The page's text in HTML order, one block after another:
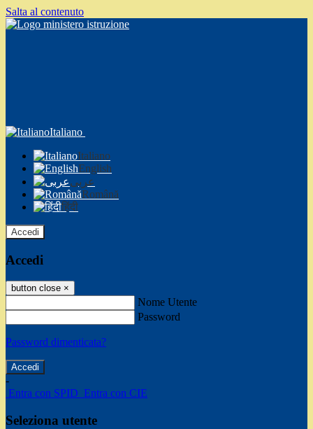
Salta al contenuto
Italiano
Italiano
English
عربى
Română
हिंदी
Accedi
Accedi
button close ×
Nome Utente
Password
Password dimenticata?
-
Entra con SPID Entra con CIE
Seleziona utente